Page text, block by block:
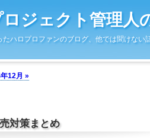
ジェクト管理人
たハロプロファンのブログ、他では聞けない
12月 »
対策まとめ